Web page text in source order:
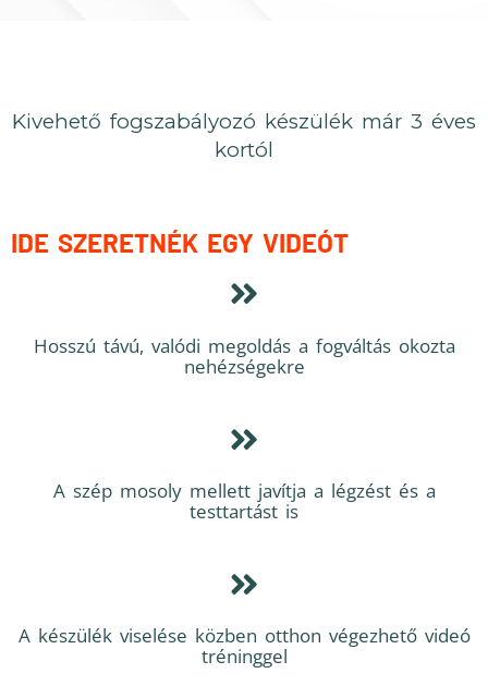
Kivehető fogszabályozó készülék már 3 éves
kortól
IDE SZERETNÉK EGY VIDEÓT
Hosszú távú, valódi megoldás a fogváltás okozta
nehézségekre
A szép mosoly mellett javítja a légzést és a
testtartást is
A készülék viselése közben otthon végezhető videó
tréninggel